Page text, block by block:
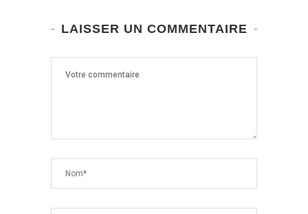
LAISSER UN COMMENTAIRE